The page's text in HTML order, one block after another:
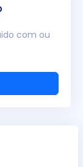
com ou